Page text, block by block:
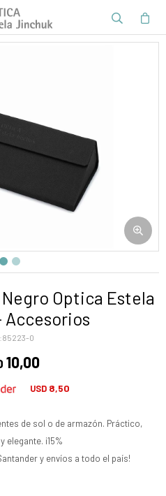
Optica Estela
85223-0
10,00
USD 8,50
de sol o de armazón. Práctico,
elegante. ¡15%
y envíos a todo el país!